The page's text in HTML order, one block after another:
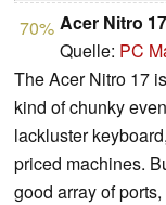
70% Acer Nitro
Quelle: PC
The Acer Nitro 17
kind of chunky
lackluster
priced machines.
good array of